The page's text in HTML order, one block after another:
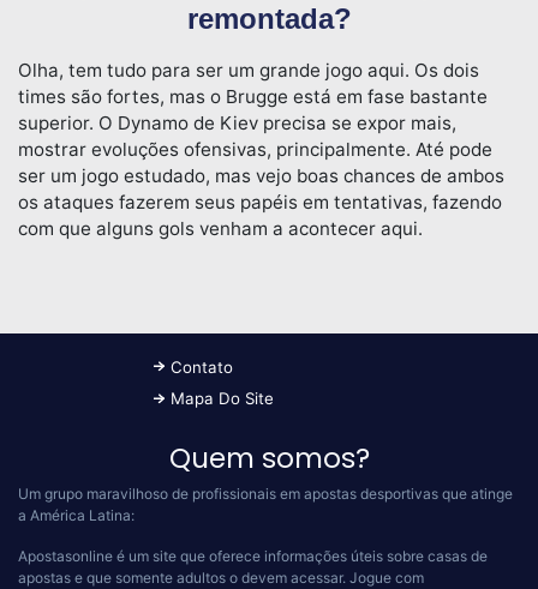
remontada?
Olha, tem tudo para ser um grande jogo aqui. Os dois
times são fortes, mas o Brugge está em fase bastante
superior. O Dynamo de Kiev precisa se expor mais,
mostrar evoluções ofensivas, principalmente. Até pode
ser um jogo estudado, mas vejo boas chances de ambos
os ataques fazerem seus papéis em tentativas, fazendo
com que alguns gols venham a acontecer aqui.
Contato
Mapa Do Site
Quem somos?
Um grupo maravilhoso de profissionais em apostas desportivas que atinge
a América Latina:
Apostasonline é um site que oferece informações úteis sobre casas de
apostas e que somente adultos o devem acessar. Jogue com